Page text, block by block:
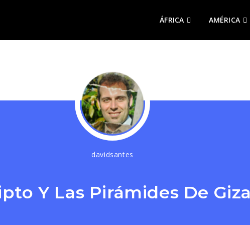
ÁFRICA AMÉRICA
davidsantes
Y Las Pirámides De Giza